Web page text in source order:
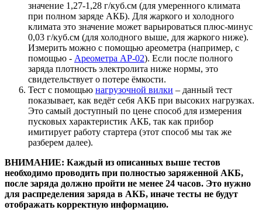
значение 1,27-1,28 г/куб.см (для умеренного климата
при полном заряде АКБ). Для жаркого и холодного
климата это значение может варьироваться плюс-минус
0,03 г/куб.см (для холодного выше, для жаркого ниже).
Измерить можно с помощью ареометра (например, с
помощью - Ареометра АР-02). Если после полного
заряда плотность электролита ниже нормы, это
свидетельствует о потере ёмкости.
Тест с помощью нагрузочной вилки – данный тест
показывает, как ведёт себя АКБ при высоких нагрузках.
Это самый доступный по цене способ для измерения
пусковых характеристик АКБ, так как прибор
имитирует работу стартера (этот способ мы так же
разберем далее).
ВНИМАНИЕ: Каждый из описанных выше тестов
необходимо проводить при полностью заряженной АКБ,
после заряда должно пройти не менее 24 часов. Это нужно
для распределения заряда в АКБ, иначе тесты не будут
отображать корректную информацию.